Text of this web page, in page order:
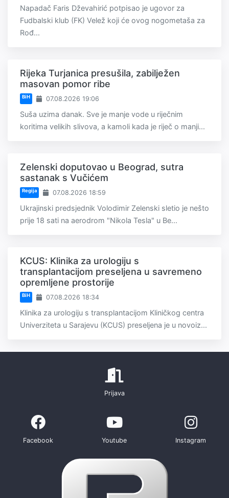
Napadač Faris Dževahirić potpisao je ugovor za
Fudbalski klub (FK) Velež koji će ovog nogometaša za
Rođ...
Rijeka Turjanica presušila, zabilježen
masovan pomor ribe
BiH 07.08.2026 19:06
Suša uzima danak. Sve je manje vode u riječnim
koritima velikih slivova, a kamoli kada je riječ o manji...
Zelenski doputovao u Beograd, sutra
sastanak s Vučićem
Regija 07.08.2026 18:59
Ukrajinski predsjednik Volodimir Zelenski sletio je nešto
prije 18 sati na aerodrom "Nikola Tesla" u Be...
KCUS: Klinika za urologiju s
transplantacijom preseljena u savremeno
opremljene prostorije
BiH 07.08.2026 18:34
Klinika za urologiju s transplantacijom Kliničkog centra
Univerziteta u Sarajevu (KCUS) preseljena je u novoiz...
Prijava
Facebook Youtube Instagram